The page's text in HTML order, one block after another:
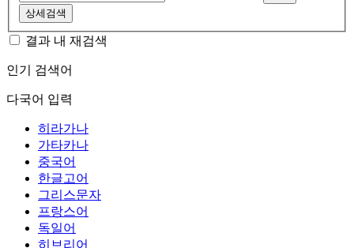
상세검색
결과 내 재검색
인기 검색어
다국어 입력
히라가나
가타카나
중국어
한글고어
그리스문자
프랑스어
독일어
히브리어